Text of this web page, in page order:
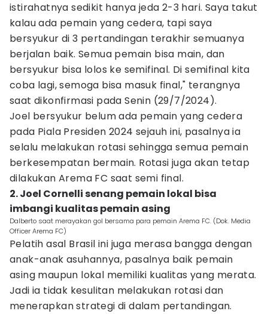
istirahatnya sedikit hanya jeda 2-3 hari. Saya takut
kalau ada pemain yang cedera, tapi saya
bersyukur di 3 pertandingan terakhir semuanya
berjalan baik. Semua pemain bisa main, dan
bersyukur bisa lolos ke semifinal. Di semifinal kita
coba lagi, semoga bisa masuk final," terangnya
saat dikonfirmasi pada Senin (29/7/2024).
Joel bersyukur belum ada pemain yang cedera
pada Piala Presiden 2024 sejauh ini, pasalnya ia
selalu melakukan rotasi sehingga semua pemain
berkesempatan bermain. Rotasi juga akan tetap
dilakukan Arema FC saat semi final.
2. Joel Cornelli senang pemain lokal bisa
imbangi kualitas pemain asing
Dalberto saat merayakan gol bersama para pemain Arema FC. (Dok. Media
Officer Arema FC)
Pelatih asal Brasil ini juga merasa bangga dengan
anak-anak asuhannya, pasalnya baik pemain
asing maupun lokal memiliki kualitas yang merata.
Jadi ia tidak kesulitan melakukan rotasi dan
menerapkan strategi di dalam pertandingan.